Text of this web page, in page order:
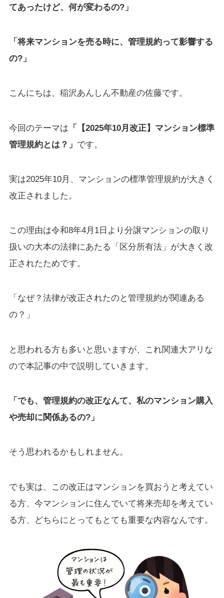
てあったけど、何が変わるの?」
「将来マンションを売る時に、管理規約って影響する
の?」
こんにちは、稲沢あんしん不動産の佐藤です。
今回のテーマは 「【2025年10月改正】マンション標準
管理規約とは？」 です。
実は2025年10月、マンションの標準管理規約が大きく
改正されました。
この理由は令和8年4月1日より分譲マンションの取り
扱いの大本の法律にあたる「区分所有法」が大きく改
正されたためです。
「なぜ？法律が改正されたのと管理規約が関連ある
の？」
と思われる方も多いと思いますが、これ関連大アリな
ので本記事の中で説明していきます。
「でも、管理規約の改正なんて、私のマンション購入
や売却に関係あるの?」
そう思われるかもしれません。
でも実は、この改正はマンションを買おうと考えてい
る方、今マンションに住んでいて将来売却を考えてい
る方、どちらにとってもとても重要な内容なんです。